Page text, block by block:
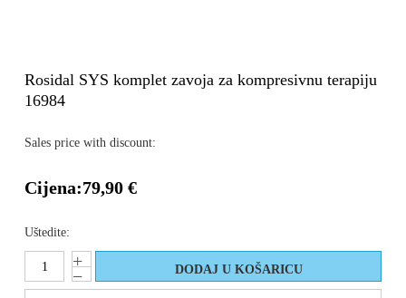
Rosidal SYS komplet zavoja za kompresivnu terapiju
16984
Sales price with discount:
Cijena:79,90 €
Uštedite: